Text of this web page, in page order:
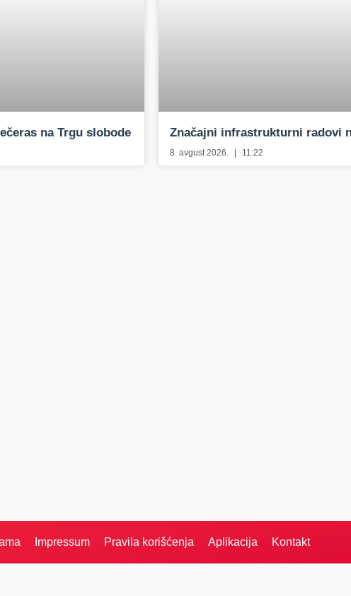
na Trgu slobode Značajni infrastrukturni radovi
8. avgust 2026. 11:22
Impressum Pravila korišćenja Aplikacija Kontakt